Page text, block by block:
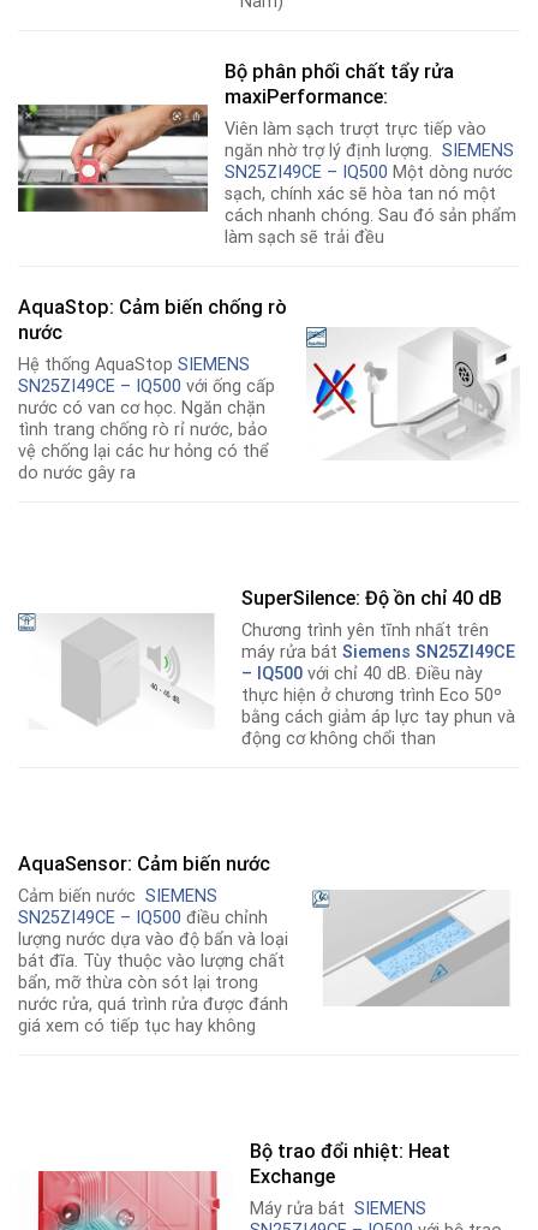
Bộ phân phối chất tẩy rửa
maxiPerformance:
Viên làm sạch trượt trực tiếp vào
ngăn nhờ trợ lý định lượng.SIEMENS
SN25ZI49CE – IQ500 Một dòng nước
sạch, chính xác sẽ hòa tan nó một
cách nhanh chóng. Sau đó sản phẩm
làm sạch sẽ trải đều
AquaStop: Cảm biến chống rò
nước
Hệ thống AquaStop SIEMENS
SN25ZI49CE – IQ500 với ống cấp
nước có van cơ học. Ngăn chặn
tình trang chống rò rỉ nước, bảo
vệ chống lại các hư hỏng có thể
do nước gây ra
SuperSilence: Độ ồn chỉ 40 dB
Chương trình yên tĩnh nhất trên
máy rửa bátSiemens SN25ZI49CE
– IQ500 với chỉ 40 dB. Điều này
thực hiện ở chương trình Eco 50º
bằng cách giảm áp lực tay phun và
động cơ không chổi than
AquaSensor: Cảm biến nước
Cảm biến nước SIEMENS
SN25ZI49CE – IQ500 điều chỉnh
lượng nước dựa vào độ bẩn và loại
bát đĩa. Tùy thuộc vào lượng chất
bẩn, mỡ thừa còn sót lại trong
nước rửa, quá trình rửa được đánh
giá xem có tiếp tục hay không
Bộ trao đổi nhiệt: Heat
Exchange
Máy rửa bátSIEMENS